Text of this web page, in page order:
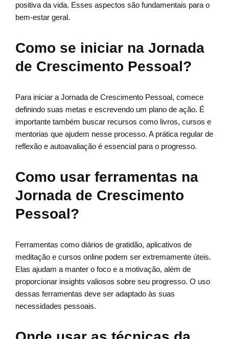
positiva da vida. Esses aspectos são fundamentais para o
bem-estar geral.
Como se iniciar na Jornada
de Crescimento Pessoal?
Para iniciar a Jornada de Crescimento Pessoal, comece
definindo suas metas e escrevendo um plano de ação. É
importante também buscar recursos como livros, cursos e
mentorias que ajudem nesse processo. A prática regular de
reflexão e autoavaliação é essencial para o progresso.
Como usar ferramentas na
Jornada de Crescimento
Pessoal?
Ferramentas como diários de gratidão, aplicativos de
meditação e cursos online podem ser extremamente úteis.
Elas ajudam a manter o foco e a motivação, além de
proporcionar insights valiosos sobre seu progresso. O uso
dessas ferramentas deve ser adaptado às suas
necessidades pessoais.